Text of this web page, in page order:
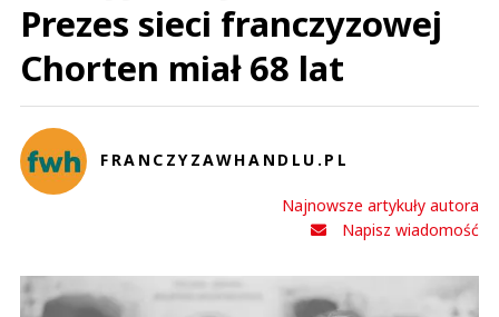
Prezes sieci franczyzowej
Chorten miał 68 lat
FRANCZYZAWHANDLU.PL
Najnowsze artykuły autora
Napisz wiadomość